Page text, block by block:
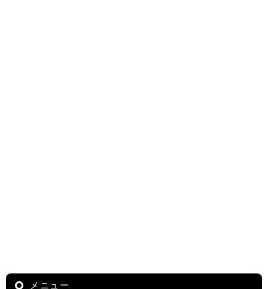
メニュー